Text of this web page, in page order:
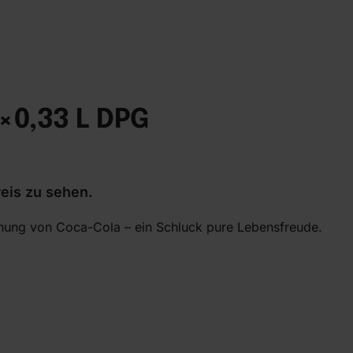
L DPG
zu sehen.
von Coca-Cola – ein Schluck pure Lebensfreude.